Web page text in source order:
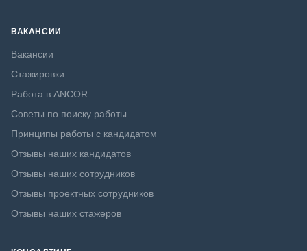
ВАКАНСИИ
Вакансии
Стажировки
Работа в ANCOR
Советы по поиску работы
Принципы работы с кандидатом
Отзывы наших кандидатов
Отзывы наших сотрудников
Отзывы проектных сотрудников
Отзывы наших стажеров